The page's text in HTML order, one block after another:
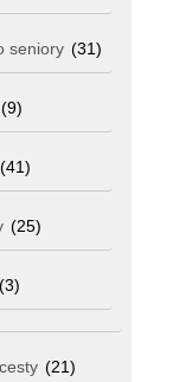
seniory (31)
(9)
(41)
(25)
(3)
(21)